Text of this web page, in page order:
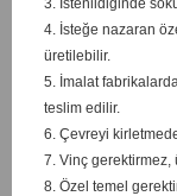
3. İstenildiğinde
4. İsteğe nazaran
üretilebilir.
5. İmalat
teslim edilir.
6. Çevreyi
7. Vinç gerektirmez,
8. Özel temel